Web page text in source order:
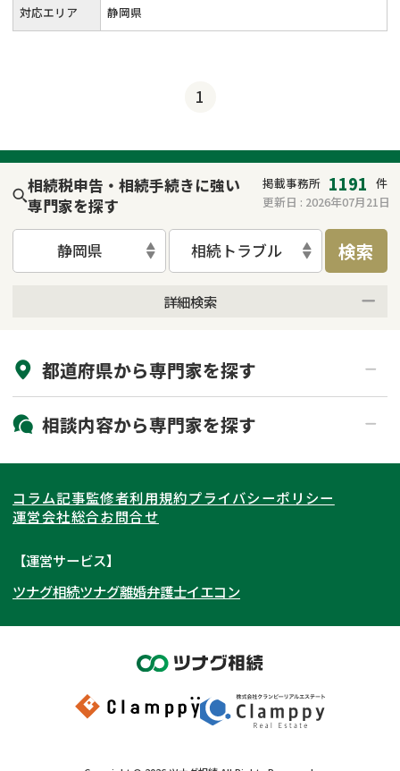
対応エリア 静岡県
1
相続税申告・相続手続きに強い
専門家を探す
掲載事務所 1191 件
更新日 : 2026年07月21日
静岡県 相続トラブル 検索
詳細検索
初回相談無料
土日祝の相談可能
都道府県から専門家を探す
北海道・東北
北海道 青森県
岩手県 宮城県
秋田県
福島県
関東
東京都 神奈川県
埼玉県
茨城県 群馬県
東海
愛知県
岐阜県 山梨県
関西
大阪府 京都府
奈良県
和歌山県
北陸・甲信越
石川県
富山県
岡山県
九州・沖縄
相談内容から専門家を探す
相続登記
遺産分割
相続手続き
家族信託
成年後見・任意後見
相続財産調査
不動産評価(相続不動産)
相続トラブル
コラム記事監修者利用規約プライバシーポリシー
運営会社総合お問合せ
【運営サービス】
ツナグ相続ツナグ離婚弁護士イエコン